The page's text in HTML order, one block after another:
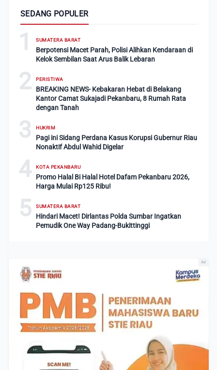
SEDANG POPULER
1 SUMATERA BARAT
Berpotensi Macet Parah, Polisi Alihkan Kendaraan di
Kelok Sembilan Saat Arus Balik Lebaran
2 PERISTIWA
BREAKING NEWS- Kebakaran Hebat di Belakang
Kantor Camat Sukajadi Pekanbaru, 8 Rumah Rata
dengan Tanah
3 HUKRIM
Pagi ini Sidang Perdana Kasus Korupsi Gubernur Riau
Nonaktif Abdul Wahid Digelar
4 KOTA PEKANBARU
Promo Halal Bi Halal Hotel Dafam Pekanbaru 2026,
Harga Mulai Rp125 Ribu!
5 SUMATERA BARAT
Hindari Macet! Dirlantas Polda Sumbar Ingatkan
Pemudik One Way Padang-Bukittinggi
Ad